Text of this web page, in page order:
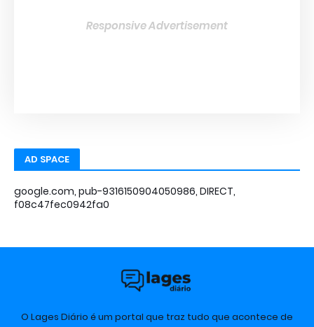
Responsive Advertisement
AD SPACE
google.com, pub-9316150904050986, DIRECT,
f08c47fec0942fa0
O Lages Diário é um portal que traz tudo que acontece de